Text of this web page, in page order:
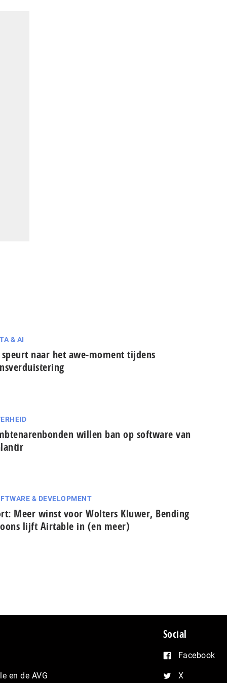
& AI
naar het awe-moment tijdens
willen ban op software van
& DEVELOPMENT
Meer winst voor Wolters Kluwer, Bending
lijft Airtable in (en meer)
en de AVG
Social
Facebook
X